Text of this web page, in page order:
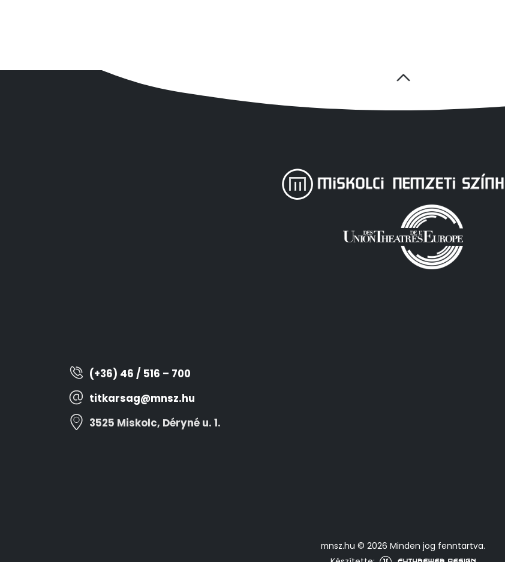
(+36) 46 / 516 – 700
titkarsag@mnsz.hu
3525 Miskolc, Déryné u. 1.
mnsz.hu © 2026 Minden jog fenntartva.